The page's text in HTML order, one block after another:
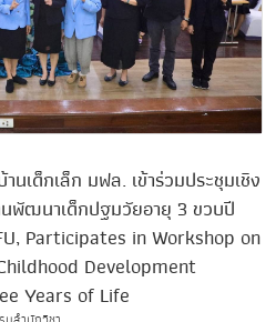
เด็กเล็ก มฟล. เข้าร่วมประชุมเชิง
ฒนาเด็กปฐมวัยอายุ 3 ขวบปี
Participates in Workshop on
Development
Years of Life